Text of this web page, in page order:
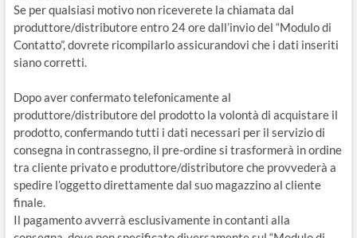
Se per qualsiasi motivo non riceverete la chiamata dal
produttore/distributore entro 24 ore dall’invio del “Modulo di
Contatto”, dovrete ricompilarlo assicurandovi che i dati inseriti
siano corretti.
Dopo aver confermato telefonicamente al
produttore/distributore del prodotto la volontà di acquistare il
prodotto, confermando tutti i dati necessari per il servizio di
consegna in contrassegno, il pre-ordine si trasformerà in ordine
tra cliente privato e produttore/distributore che provvederà a
spedire l’oggetto direttamente dal suo magazzino al cliente
finale.
Il pagamento avverrà esclusivamente in contanti alla